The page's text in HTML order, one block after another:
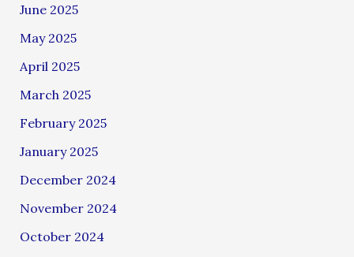
June 2025
May 2025
April 2025
March 2025
February 2025
January 2025
December 2024
November 2024
October 2024